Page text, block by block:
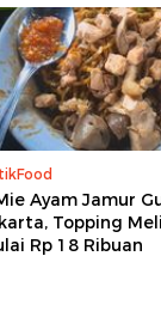
Ayam Jamur
Topping
Rp 18 Ribuan